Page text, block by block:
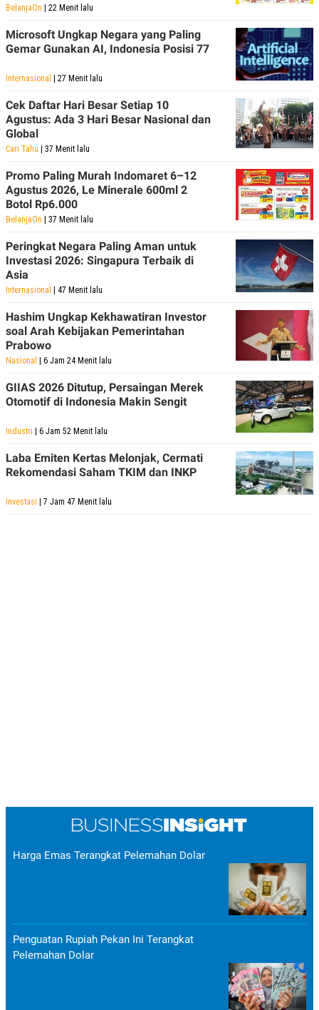
BelanjaOn | 22 Menit lalu
Microsoft Ungkap Negara yang Paling
Gemar Gunakan AI, Indonesia Posisi 77
Internasional | 27 Menit lalu
Cek Daftar Hari Besar Setiap 10
Agustus: Ada 3 Hari Besar Nasional dan
Global
Cari Tahu | 37 Menit lalu
Promo Paling Murah Indomaret 6–12
Agustus 2026, Le Minerale 600ml 2
Botol Rp6.000
BelanjaOn | 37 Menit lalu
Peringkat Negara Paling Aman untuk
Investasi 2026: Singapura Terbaik di
Asia
Internasional | 47 Menit lalu
Hashim Ungkap Kekhawatiran Investor
soal Arah Kebijakan Pemerintahan
Prabowo
Nasional | 6 Jam 24 Menit lalu
GIIAS 2026 Ditutup, Persaingan Merek
Otomotif di Indonesia Makin Sengit
Industri | 6 Jam 52 Menit lalu
Laba Emiten Kertas Melonjak, Cermati
Rekomendasi Saham TKIM dan INKP
Investasi | 7 Jam 47 Menit lalu
Harga Emas Terangkat Pelemahan Dolar
Penguatan Rupiah Pekan Ini Terangkat
Pelemahan Dolar